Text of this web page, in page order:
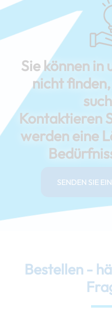
Sie können in
nicht
Kontaktieren
werden eine
SENDEN SIE
Bestellen -